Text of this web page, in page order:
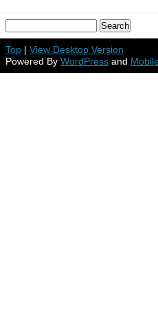
Top | View Desktop Version
Powered By WordPress and